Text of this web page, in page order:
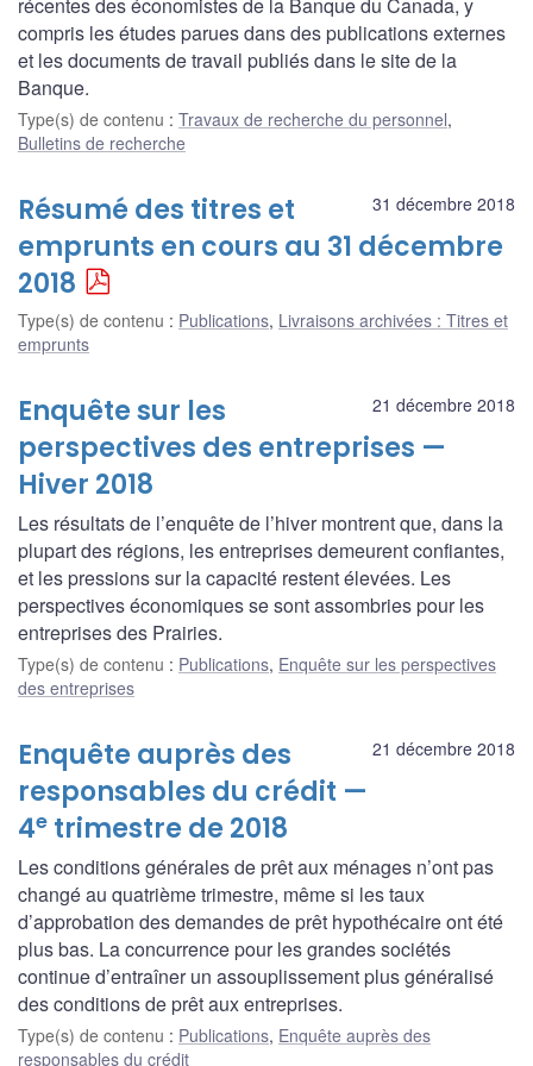
compris les études parues dans des publications externes
et les documents de travail publiés dans le site de la
Banque.
Type(s) de contenu : Travaux de recherche du personnel,
Bulletins de recherche
31 décembre 2018
Résumé des titres et
emprunts en cours au 31 décembre
2018
Type(s) de contenu : Publications, Livraisons archivées : Titres et
emprunts
21 décembre 2018
Enquête sur les
perspectives des entreprises —
Hiver 2018
Les résultats de l’enquête de l’hiver montrent que, dans la
plupart des régions, les entreprises demeurent confiantes,
et les pressions sur la capacité restent élevées. Les
perspectives économiques se sont assombries pour les
entreprises des Prairies.
Type(s) de contenu : Publications, Enquête sur les perspectives
des entreprises
21 décembre 2018
Enquête auprès des
responsables du crédit —
4e trimestre de 2018
Les conditions générales de prêt aux ménages n’ont pas
changé au quatrième trimestre, même si les taux
d’approbation des demandes de prêt hypothécaire ont été
plus bas. La concurrence pour les grandes sociétés
continue d’entraîner un assouplissement plus généralisé
des conditions de prêt aux entreprises.
Type(s) de contenu : Publications, Enquête auprès des
responsables du crédit